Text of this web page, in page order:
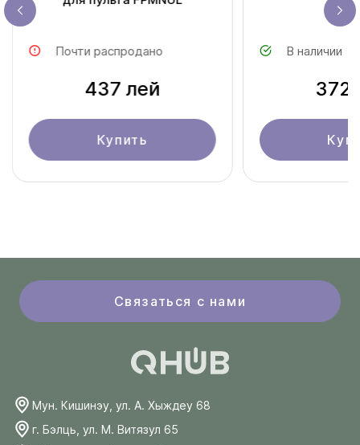
Почти распродано
437 лей
Купить
В наличии
372
Связаться с нами
Мун. Кишинэу, ул. А. Хыждеу 68
г. Бэлць, ул. М. Витязул 65